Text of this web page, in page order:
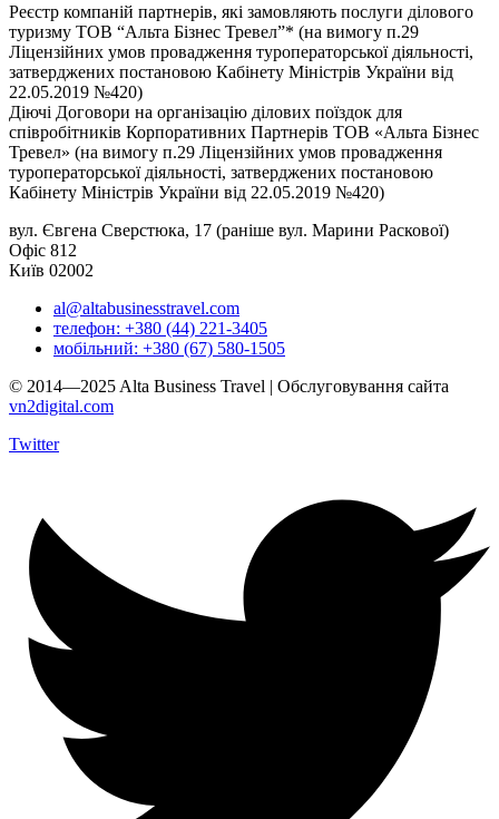
Реєстр компаній партнерів, які замовляють послуги ділового
туризму ТОВ “Альта Бізнес Тревел”* (на вимогу п.29
Ліцензійних умов провадження туроператорської діяльності,
затверджених постановою Кабінету Міністрів України від
22.05.2019 №420)
Діючі Договори на організацію ділових поїздок для
співробітників Корпоративних Партнерів ТОВ «Альта Бізнес
Тревел» (на вимогу п.29 Ліцензійних умов провадження
туроператорської діяльності, затверджених постановою
Кабінету Міністрів України від 22.05.2019 №420)
вул. Євгена Сверстюка, 17 (раніше вул. Марини Раскової)
Офіс 812
Київ 02002
al@altabusinesstravel.com
телефон: +380 (44) 221-3405
мобільний: +380 (67) 580-1505
© 2014—2025 Alta Business Travel | Обслуговування сайта
vn2digital.com
Twitter